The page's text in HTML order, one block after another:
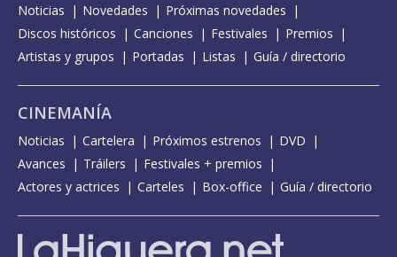
Noticias Novedades
Próximas novedades
Discos históricos
Canciones Festivales
Premios
Artistas y grupos
Portadas Listas Guía / directorio
CINEMANÍA
Noticias Cartelera Próximos estrenos
DVD
Avances
Tráilers
Festivales + premios
Actores y actrices
Carteles Box-office Guía / directorio